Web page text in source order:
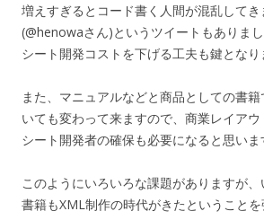
増えすぎるとコード書く人間が混乱してき
(@henowaさん)というツイートもありま
シート開発コストを下げる工夫も鍵となり
また、マニュアルなどと商品としての書
いても変わって来ますので、商業レイア
シート開発者の確保も必要になると思いま
このようにいろいろな課題がありますが
書籍もXML制作の時代がきたということ